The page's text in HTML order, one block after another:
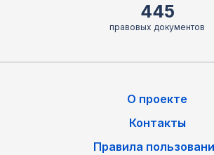
445
правовых документов
О проекте
Контакты
Правила